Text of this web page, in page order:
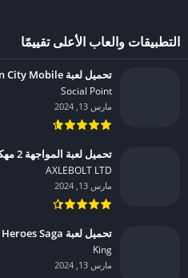
التطبيقات والعاب الأعلى تقييمًا
تحميل لعبة Dragon City Mobile مهكرة للاندرويد 2024
Social Point‏
مارس 13, 2024
تحميل لعبة المواجهة 2 مهكرة للاندرويد 2024
AXLEBOLT LTD‏
مارس 13, 2024
تحميل لعبة Farm Heroes Saga مهكرة للاندرويد 2024
King‏
مارس 13, 2024